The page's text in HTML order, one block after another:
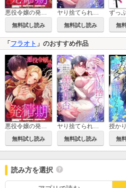
悪役令嬢の発情期【フルカラー】【タテヨミ】
無料試し読み
ヤり捨てられた聖女は、来世では溺愛拒否することを誓います【フルカラー電子単行本版】
無料試し読み 無
「 フラオト 」のおすすめ作品
無料試し読み 無料試し読み 無
読み方を選択